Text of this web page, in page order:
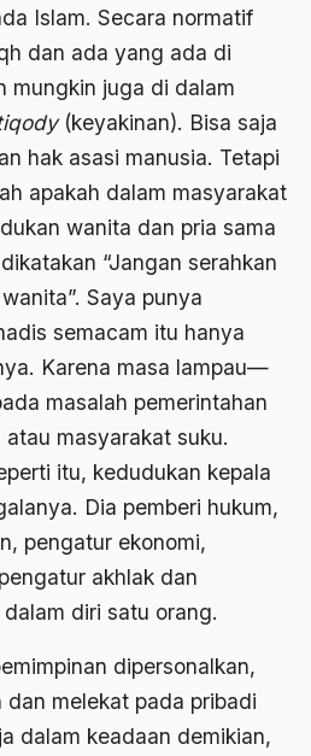
Islam. Secara normatif
dan ada yang ada di
mungkin juga di dalam
(keyakinan). Bisa saja
hak asasi manusia. Tetapi
apakah dalam masyarakat
wanita dan pria sama
“Jangan serahkan
Saya punya
semacam itu hanya
Karena masa lampau—
masalah pemerintahan
masyarakat suku.
itu, kedudukan kepala
Dia pemberi hukum,
pengatur ekonomi,
akhlak dan
diri satu orang.
dipersonalkan,
melekat pada pribadi
dalam keadaan demikian,